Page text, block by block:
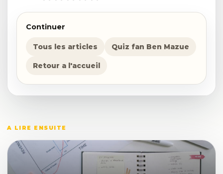
Continuer
Tous les articles Quiz fan Ben Mazue
Retour a l'accueil
A LIRE ENSUITE